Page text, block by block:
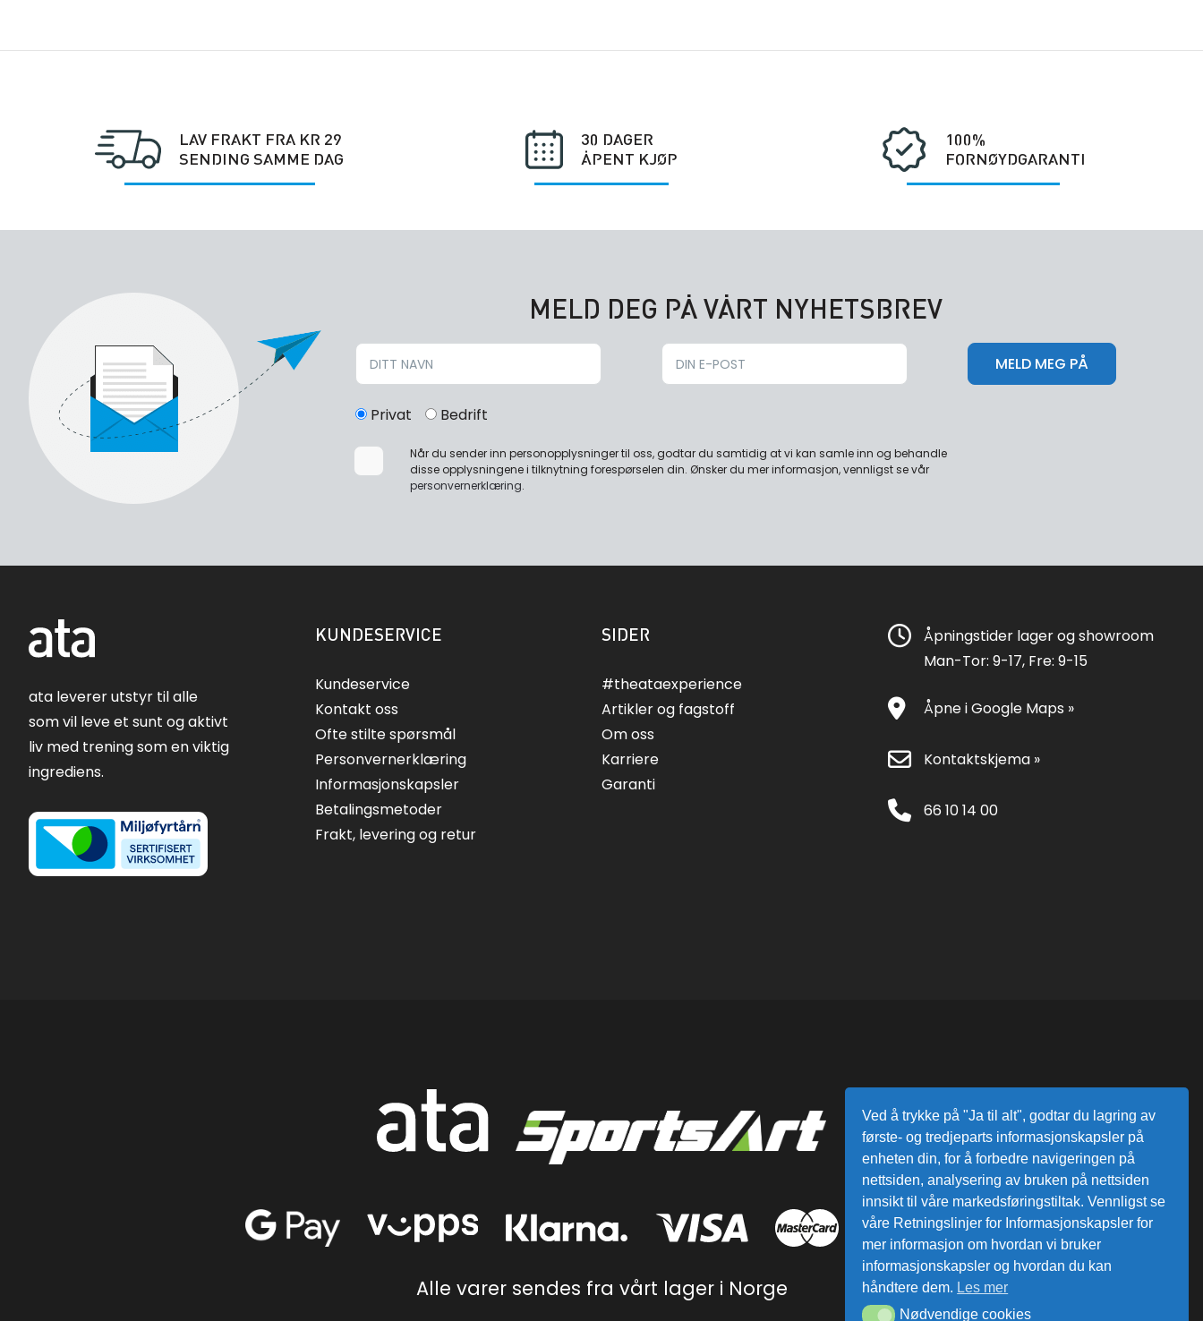
LAV FRAKT FRA KR 29
SENDING SAMME DAG
30 DAGER
ÅPENT KJØP
100%
FORNØYDGARANTI
MELD DEG PÅ VÅRT NYHETSBREV
Privat Bedrift
Når du sender inn personopplysninger til oss, godtar du samtidig at vi kan samle inn og behandle
disse opplysningene i tilknytning forespørselen din. Ønsker du mer informasjon, vennligst se vår
personvernerklæring.
ata leverer utstyr til alle
som vil leve et sunt og aktivt
liv med trening som en viktig
ingrediens.
KUNDESERVICE
Kundeservice
Kontakt oss
Ofte stilte spørsmål
Personvernerklæring
Informasjonskapsler
Betalingsmetoder
Frakt, levering og retur
SIDER
#theataexperience
Artikler og fagstoff
Om oss
Karriere
Garanti
Åpningstider lager og showroom
Man-Tor: 9-17, Fre: 9-15
Åpne i Google Maps »
Kontaktskjema »
66 10 14 00
Alle varer sendes fra vårt lager i Norge
Ved å trykke på "Ja til alt", godtar du lagring av
første- og tredjeparts informasjonskapsler på
enheten din, for å forbedre navigeringen på
nettsiden, analysering av bruken på nettsiden
innsikt til våre markedsføringstiltak. Vennligst se
våre Retningslinjer for Informasjonskapsler for
mer informasjon om hvordan vi bruker
informasjonskapsler og hvordan du kan
håndtere dem. Les mer
Nødvendige cookies